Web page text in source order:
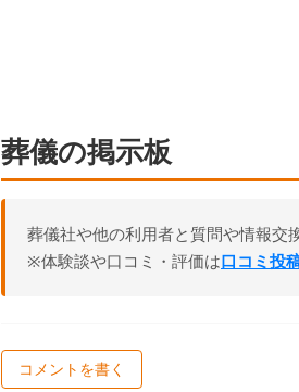
葬儀の掲示板
葬儀社や他の利用者と質問や情報交
※体験談や口コミ・評価は口コミ投
コメントを書く